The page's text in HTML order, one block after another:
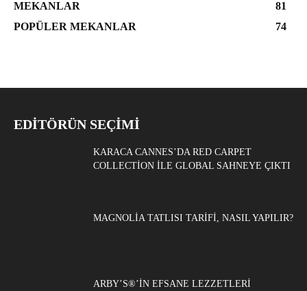
MEKANLAR
81
POPÜLER MEKANLAR
74
EDITÖRÜN SEÇIMI
KARACA CANNES’DA RED CARPET
COLLECTION ILE GLOBAL SAHNEYE ÇIKTI
MAGNOLIA TATLISI TARIFI, NASIL YAPILIR?
ARBY’S®’IN EFSANE LEZZETLERI